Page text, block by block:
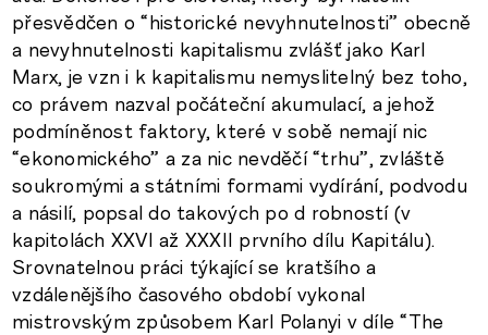
přesvědčen o “historické nevyhnutelnosti” obecně
a nevyhnutelnosti kapitalismu zvlášť jako Karl
Marx, je vzn i k kapitalismu nemyslitelný bez toho,
co právem nazval počáteční akumulací, a jehož
podmíněnost faktory, které v sobě nemají nic
“ekonomického” a za nic nevděčí “trhu”, zvláště
soukromými a státními formami vydírání, podvodu
a násilí, popsal do takových po d robností (v
kapitolách XXVI až XXXII prvního dílu Kapitálu).
Srovnatelnou práci týkající se kratšího a
vzdálenějšího časového období vykonal
mistrovským způsobem Karl Polanyi v díle “The